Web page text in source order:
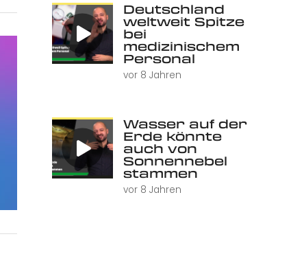
Deutschland
weltweit Spitze
bei
medizinischem
Personal
vor 8 Jahren
Wasser auf der
Erde könnte
auch von
Sonnennebel
stammen
vor 8 Jahren